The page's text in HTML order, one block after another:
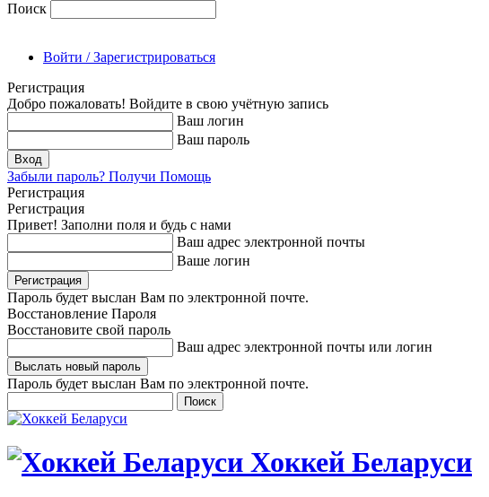
Поиск
Войти / Зарегистрироваться
Регистрация
Добро пожаловать! Войдите в свою учётную запись
Ваш логин
Ваш пароль
Забыли пароль? Получи Помощь
Регистрация
Регистрация
Привет! Заполни поля и будь с нами
Ваш адрес электронной почты
Ваше логин
Пароль будет выслан Вам по электронной почте.
Восстановление Пароля
Восстановите свой пароль
Ваш адрес электронной почты или логин
Пароль будет выслан Вам по электронной почте.
Хоккей Беларуси